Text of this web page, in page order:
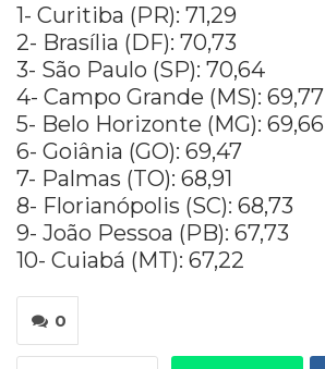
1- Curitiba (PR): 71,29
2- Brasília (DF): 70,73
3- São Paulo (SP): 70,64
4- Campo Grande (MS): 69,77
5- Belo Horizonte (MG): 69,66
6- Goiânia (GO): 69,47
7- Palmas (TO): 68,91
8- Florianópolis (SC): 68,73
9- João Pessoa (PB): 67,73
10- Cuiabá (MT): 67,22
0